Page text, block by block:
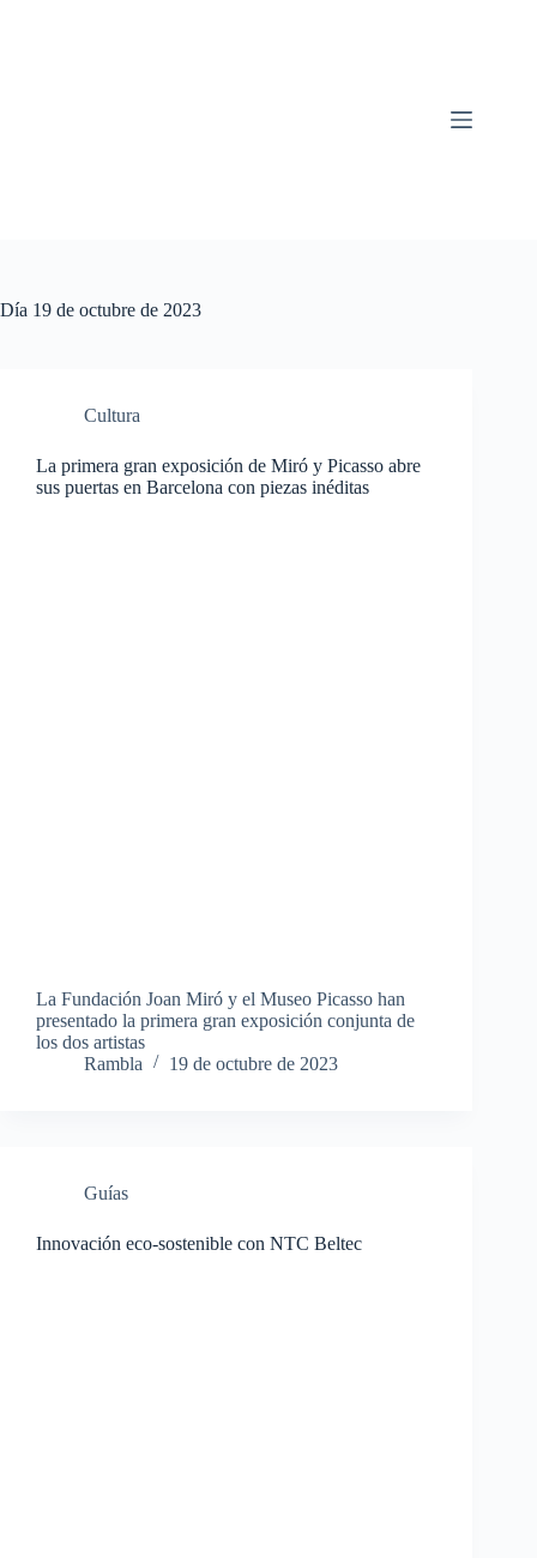
Día 19 de octubre de 2023
Cultura
La primera gran exposición de Miró y Picasso abre
sus puertas en Barcelona con piezas inéditas
La Fundación Joan Miró y el Museo Picasso han
presentado la primera gran exposición conjunta de
los dos artistas
Rambla
19 de octubre de 2023
Guías
Innovación eco-sostenible con NTC Beltec